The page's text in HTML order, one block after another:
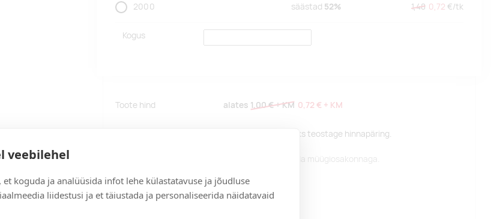
veebilehel
et koguda ja analüüsida infot lehe külastatavuse ja jõudluse
liidestusi ja et täiustada ja personaliseerida näidatavaid
2000
säästad 52% 1,48 0,72 €/tk
Kogus
Toote hind alates 1,00 €+ KM 0,72 € + KM
Tegu on arvatava hinnaga. Täpse hinna saamiseks teostage hinnapäring.
Kiirema tarneaja vajadusel palume kontakteeruda müügiosakonnaga.
Lisa päringukorvi